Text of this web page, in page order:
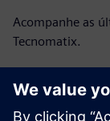
Acompanhe as
Tecnomatix.